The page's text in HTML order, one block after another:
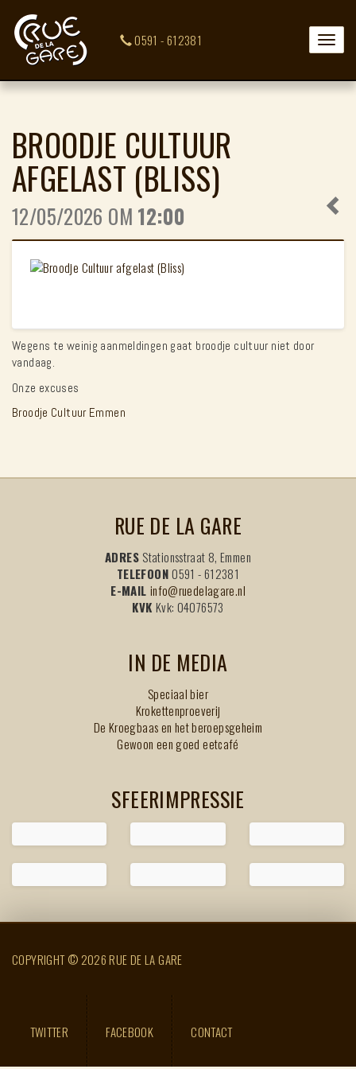
Toggle
0591 - 612381
BROODJE CULTUUR
AFGELAST (BLISS)
12/05/2026 OM 12:00
Wegens te weinig aanmeldingen gaat broodje cultuur niet door
vandaag.
Onze excuses
Broodje Cultuur Emmen
RUE DE LA GARE
ADRES Stationsstraat 8, Emmen
TELEFOON0591 - 612381
E-MAIL info@ruedelagare.nl
KVK Kvk: 04076573
IN DE MEDIA
Speciaal bier
Krokettenproeverij
De Kroegbaas en het beroepsgeheim
Gewoon een goed eetcafé
SFEERIMPRESSIE
COPYRIGHT © 2026 RUE DE LA GARE
TWITTER FACEBOOK CONTACT